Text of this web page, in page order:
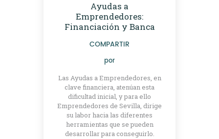
Ayudas a
Emprendedores:
Financiación y Banca
COMPARTIR
por
Las Ayudas a Emprendedores, en
clave financiera, atenúan esta
dificultad inicial, y para ello
Emprendedores de Sevilla, dirige
su labor hacia las diferentes
herramientas que se pueden
desarrollar para conseguirlo.